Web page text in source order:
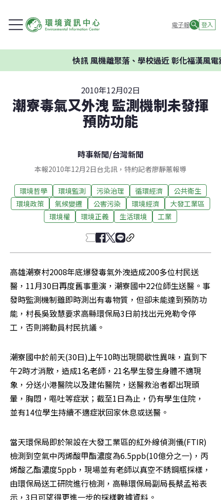
電子報 登入
快訊風機離聚落、學校過近 彰化福漢風電
2010年12月02日
潮寮毒氣又外洩 監測機制未發揮
預防功能
時事新聞/台灣新聞
本報2010年12月2日台北訊，特約記者廖靜蕙報導
環境哲學 環境監測 污染治理 循環經濟
公共衛生
環境政策
氣候變遷 公害污染 環境經濟
大發工業區
環境權
環境正義 生活環境 工業
高雄潮寮村2008年底爆發毒氣外洩造成200多位村民送
醫，11月30日再度舊事重演，潮寮國中22位師生送醫。事
發時監測機制雖即時測出有毒物質，但卻未能達到預防功
能，村長吳致慧要求高縣環保局3日前找出元兇勒令停
工，否則將動員村民抗議。
潮寮國中於前天(30日)上午10時出現間歇性異味，直到下
午2時才消散，造成1名老師，21名學生發生身體不適現
象，分送小港醫院以及建佑醫院，送醫救治者都出現頭
暈，胸悶，嘔吐等症狀；截至1日為止，仍有學生住院，
並有14位學生持續不適症狀回家休息或送醫。
當天環保局即於架設在大發工業區的紅外線偵測儀(FTIR)
檢測到空氣中丙烯酸甲酯濃度為6.5ppb(10億分之一)，丙
烯酸乙酯濃度5ppb，現場並有老師以真空不銹鋼瓶採樣，
由環保局送工研院進行檢測，高縣環保局副局長蔡孟裕表
示，3日可望得更進一步的採樣數據資料。